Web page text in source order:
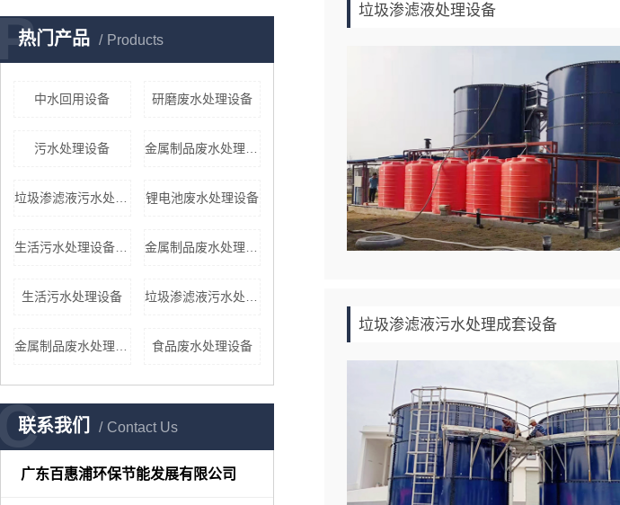
热门产品 Products
中水回用设备 研磨废水处理设备
污水处理设备 金属制品废水处理设备
垃圾渗滤液污水处理设备 锂电池废水处理设备
生活污水处理设备报价 金属制品废水处理设备
生活污水处理设备 垃圾渗滤液污水处理设备
金属制品废水处理设备 食品废水处理设备
联系我们 Contact Us
广东百惠浦环保节能发展有限公司
垃圾渗滤液处理设备
垃圾渗滤液污水处理成套设备